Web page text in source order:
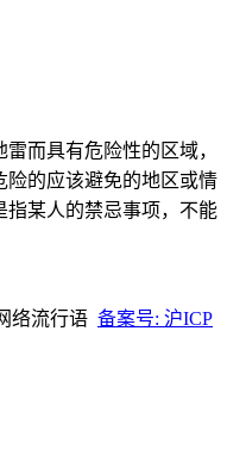
而具有危险性的区域，
险的应该避免的地区或情
指某人的禁忌事项，不能
络流行语 备案号: 沪ICP